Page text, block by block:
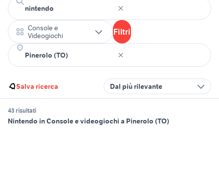
Console e
Videogiochi
Filtri
Salva ricerca Dal più rilevante
43 risultati
Nintendo in Console e videogiochi a Pinerolo (TO)